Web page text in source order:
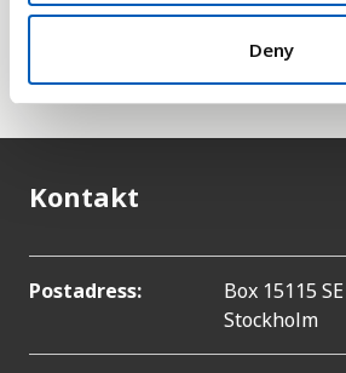
Deny
heller med i den här statistiken
han om FN:s särskilda organ för
flyktingar,
Kontakt
Postadress:
Box 15115
Stockholm